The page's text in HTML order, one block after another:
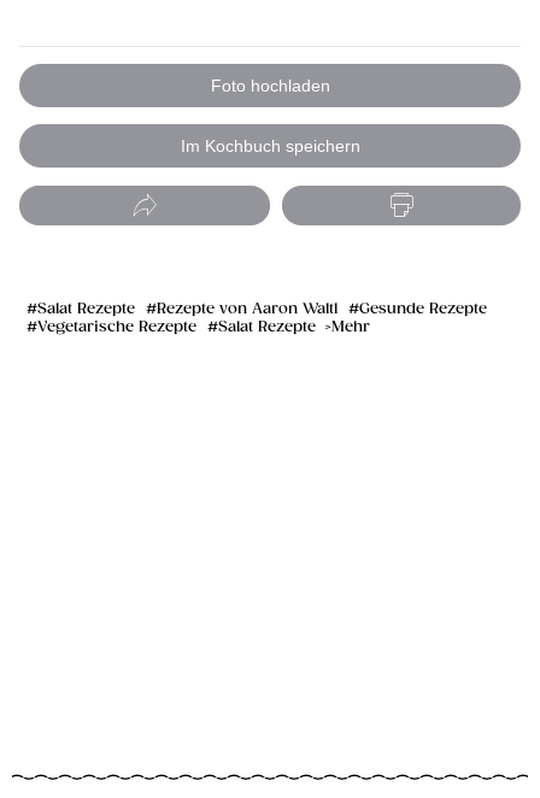
Foto hochladen
Im Kochbuch speichern
Salat Rezepte Rezepte von Aaron Waltl
Gesunde Rezepte
Vegetarische Rezepte
Salat Rezepte Mehr